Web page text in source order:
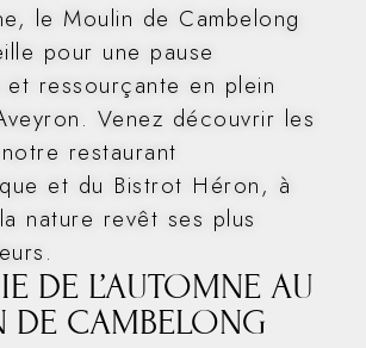
le Moulin de Cambelong
pour une pause
et ressourçante en plein
Venez découvrir les
restaurant
et du Bistrot Héron, à
nature revêt ses plus
DE L’AUTOMNE AU
DE CAMBELONG